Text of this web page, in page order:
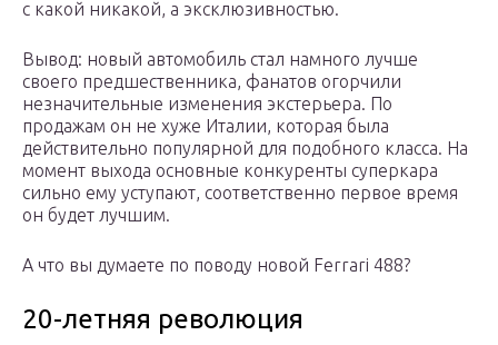
с какой никакой, а эксклюзивностью.
Вывод: новый автомобиль стал намного лучше
своего предшественника, фанатов огорчили
незначительные изменения экстерьера. По
продажам он не хуже Италии, которая была
действительно популярной для подобного класса. На
момент выхода основные конкуренты суперкара
сильно ему уступают, соответственно первое время
он будет лучшим.
А что вы думаете по поводу новой Ferrari 488?
20-летняя революция